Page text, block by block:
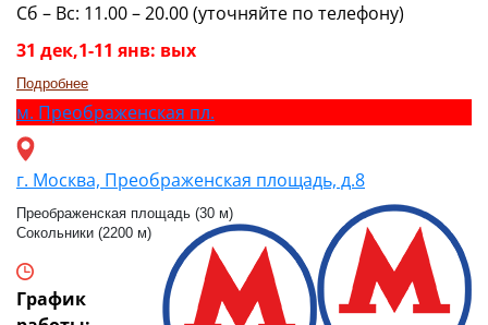
Сб – Вс: 11.00 – 20.00 (уточняйте по телефону)
31 дек,1-11 янв: вых
Подробнее
м. Преображенская пл.
г. Москва, Преображенская площадь, д.8
Преображенская площадь (30 м)
Сокольники (2200 м)
График